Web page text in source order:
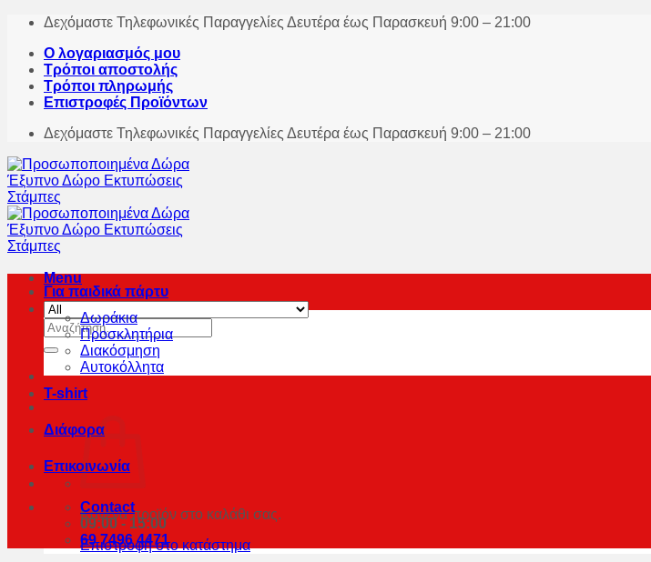
Skip
content
Δεχόμαστε Τηλεφωνικές Παραγγελίες Δευτέρα έως Παρασκευή 9:00 – 21:00
Ο λογαριασμός μου
Τρόποι αποστολής
Τρόποι πληρωμής
Επιστροφές Προϊόντων
Δεχόμαστε Τηλεφωνικές Παραγγελίες Δευτέρα έως Παρασκευή 9:00 – 21:00
Menu
Αναζήτηση
για:
Κανένα προϊόν στο καλάθι σας.
Επιστροφή στο κατάστημα
Για παιδικά πάρτυ
Δωράκια
Προσκλητήρια
Διακόσμηση
Αυτοκόλλητα
T-shirt
Διάφορα
Επικοινωνία
Contact
09:00 - 15:00
69 7496 4471